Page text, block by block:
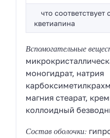
что
кветиапина
Вспомогательные
моногидрат, натрия
магния стеарат,
коллоидный
Состав оболочки: